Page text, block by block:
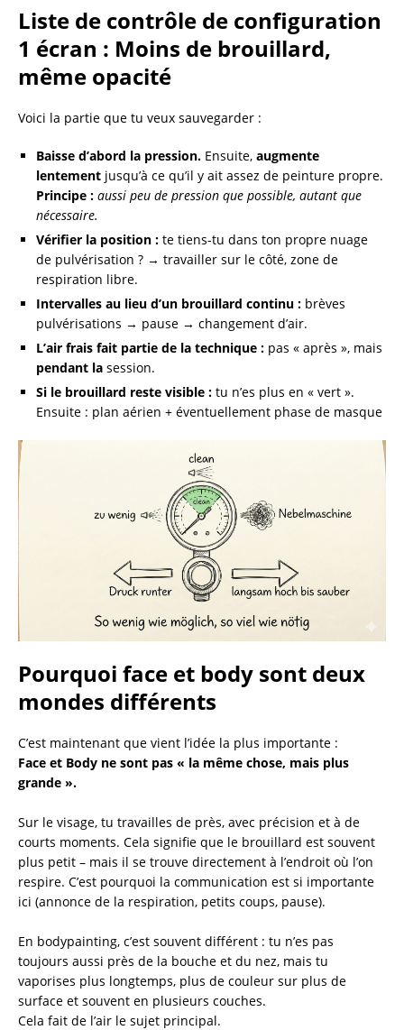
Liste de contrôle de configuration
1 écran : Moins de brouillard,
même opacité
Voici la partie que tu veux sauvegarder :
Baisse d’abord la pression. Ensuite, augmente
lentement jusqu’à ce qu’il y ait assez de peinture propre.
Principe : aussi peu de pression que possible, autant que
nécessaire.
Vérifier la position : te tiens-tu dans ton propre nuage
de pulvérisation ? → travailler sur le côté, zone de
respiration libre.
Intervalles au lieu d’un brouillard continu : brèves
pulvérisations → pause → changement d’air.
L’air frais fait partie de la technique : pas « après », mais
pendant la session.
Si le brouillard reste visible : tu n’es plus en « vert ».
Ensuite : plan aérien + éventuellement phase de masque
Pourquoi face et body sont deux
mondes différents
C’est maintenant que vient l’idée la plus importante :
Face et Body ne sont pas « la même chose, mais plus
grande ».
Sur le visage, tu travailles de près, avec précision et à de
courts moments. Cela signifie que le brouillard est souvent
plus petit – mais il se trouve directement à l’endroit où l’on
respire. C’est pourquoi la communication est si importante
ici (annonce de la respiration, petits coups, pause).
En bodypainting, c’est souvent différent : tu n’es pas
toujours aussi près de la bouche et du nez, mais tu
vaporises plus longtemps, plus de couleur sur plus de
surface et souvent en plusieurs couches.
Cela fait de l’air le sujet principal.